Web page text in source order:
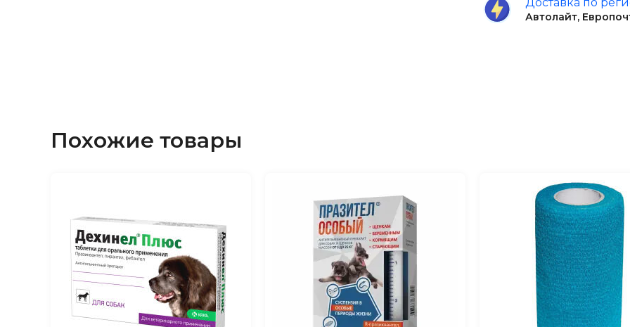
функционирование мозга и сетчатки глаза. PHOSCALIM содержит
кальций (21-24%), фосфор, витамин Д, коллаген, микроэлементы,
остеопороза и появление артрозов. Коллаген II необходим для
регенерации хрящей и имеет антиангиогенное действие, а также
уменьшает болевые ощущения при артрозах и при постоянном
применении (от 60 дней) снижает необходимость употребления
анальгетических средств. Сульфат хондроитина и глюкозамин
необходимы для нормального функционирования суставов, а также
для восстановления соединительной ткани и хрящей.
Микроэлементы (магний, марганец, молибден, медь, кобальт,
железо, цинк, селен) содержатся в оптимальных соотношениях.
Автолайт,
Похожие товары